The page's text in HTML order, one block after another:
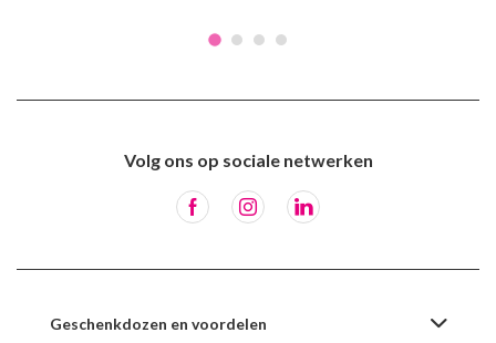
Volg ons op sociale netwerken
Geschenkdozen en voordelen